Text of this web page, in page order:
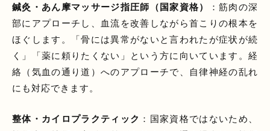
鍼灸・あん摩マッサージ指圧師（国家資格）
：筋肉の深
部にアプローチし、血流を改善しながら首こりの根本を
ほぐします。「骨には異常がないと言われたが症状が続
く」「薬に頼りたくない」という方に向いています。経
絡（気血の通り道）へのアプローチで、自律神経の乱れ
にも対応できます。
整体・カイロプラクティック ：国家資格ではないため、